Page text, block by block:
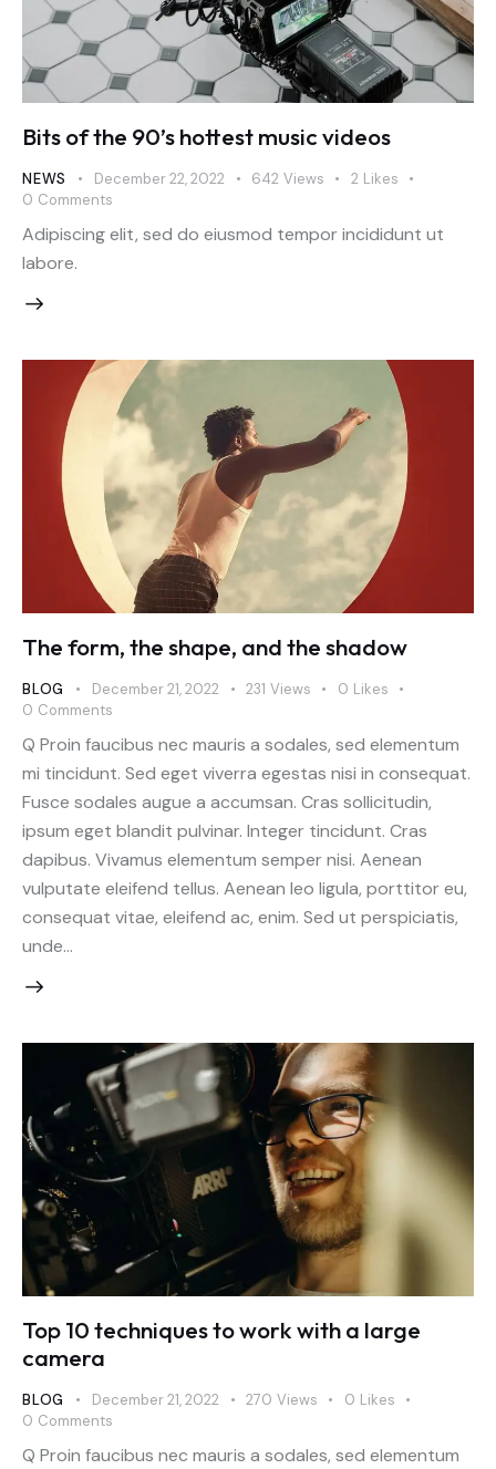
Bits of the 90’s hottest music videos
NEWS December 22, 2022 642 Views 2 Likes
0 Comments
Adipiscing elit, sed do eiusmod tempor incididunt ut
labore.
The form, the shape, and the shadow
BLOG December 21, 2022 231 Views 0 Likes
0 Comments
Q Proin faucibus nec mauris a sodales, sed elementum
mi tincidunt. Sed eget viverra egestas nisi in consequat.
Fusce sodales augue a accumsan. Cras sollicitudin,
ipsum eget blandit pulvinar. Integer tincidunt. Cras
dapibus. Vivamus elementum semper nisi. Aenean
vulputate eleifend tellus. Aenean leo ligula, porttitor eu,
consequat vitae, eleifend ac, enim. Sed ut perspiciatis,
unde…
Top 10 techniques to work with a large
camera
BLOG December 21, 2022 270 Views 0 Likes
0 Comments
Q Proin faucibus nec mauris a sodales, sed elementum